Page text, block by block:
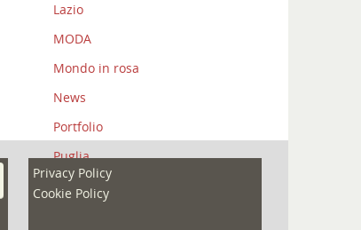
Lazio
MODA
Mondo in rosa
News
Portfolio
Puglia
Redazioni
Privacy Policy
Cookie Policy